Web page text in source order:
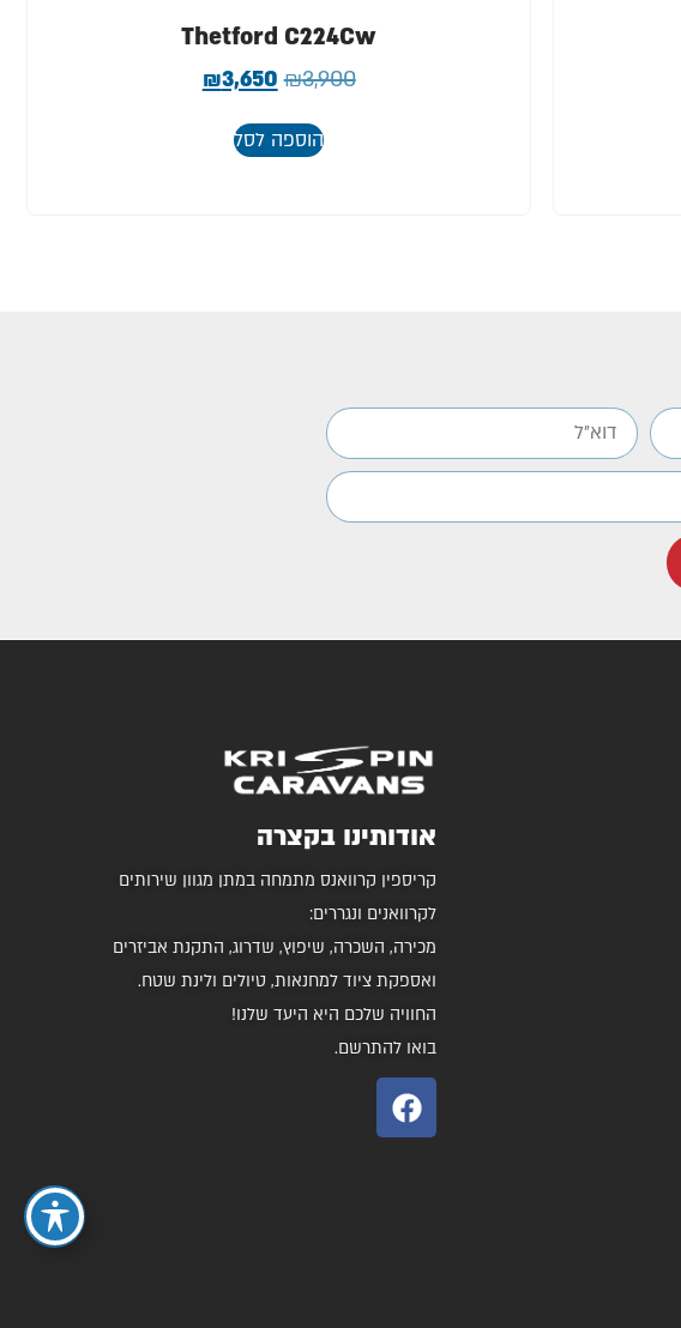
Thetford C224Cw
₪3,900
₪3,650
הוספה לסל
אודותינו בקצרה
קריספין קרוואנס מתמחה במתן מגוון שירותים
לקרוואנים ונגררים:
מכירה, השכרה, שיפוץ, שדרוג, התקנת אביזרים
ואספקת ציוד למחנאות, טיולים ולינת שטח.
החוויה שלכם היא היעד שלנו!
בואו להתרשם.